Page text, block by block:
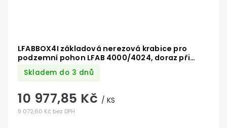
LFABBOX4I základová nerezová krabice pro
podzemní pohon LFAB 4000/4024, doraz při
otevření
Skladem do 3 dnů
9 072,60 Kč bez DPH
10 977,85 Kč / KS